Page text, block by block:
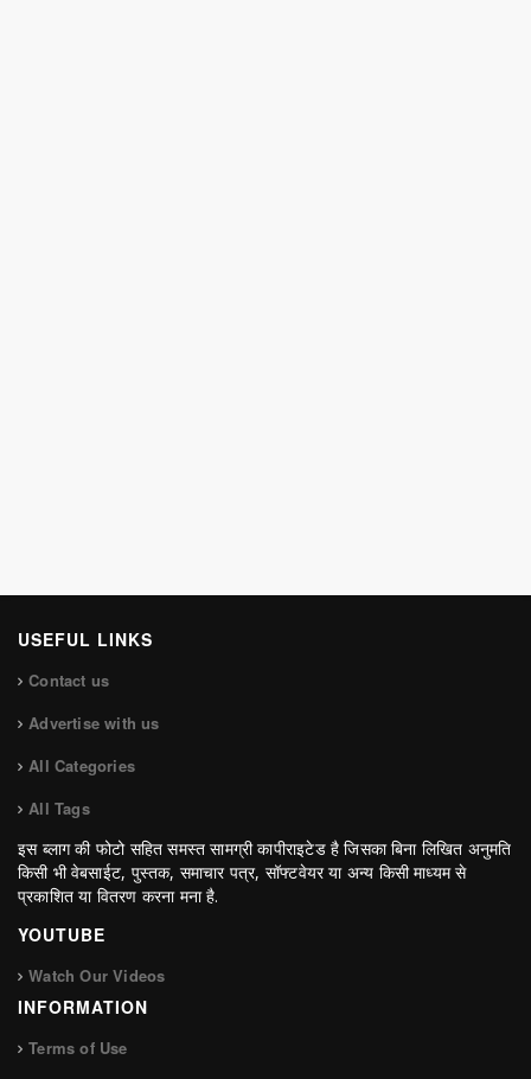
USEFUL LINKS
Contact us
Advertise with us
All Categories
All Tags
इस ब्लाग की फोटो सहित समस्त सामग्री कापीराइटेड है जिसका बिना लिखित अनुमति
किसी भी वेबसाईट, पुस्तक, समाचार पत्र, सॉफ्टवेयर या अन्य किसी माध्यम से
प्रकाशित या वितरण करना मना है.
YOUTUBE
Watch Our Videos
INFORMATION
Terms of Use